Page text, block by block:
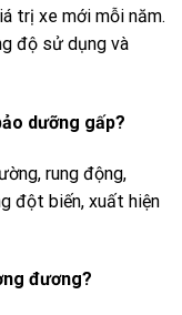
trị xe mới mỗi năm.
độ sử dụng và
dưỡng gấp?
rung động,
đột biến, xuất hiện
đương?